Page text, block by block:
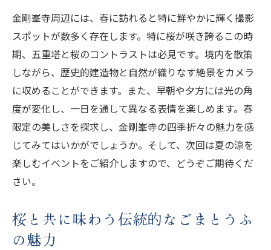
献
自然と宗教が織りなすイベントの未来展望
訪れる人々を魅了する金剛峯寺の四季折々の催
し
金剛峯寺の四季を彩るイベントの最新情報
年間を通じて楽しむ金剛峯寺の多彩な催し
物
訪問者を惹きつける金剛峯寺のイベントの
金剛峯寺の催しが育む地域のつながり
金剛峯寺周辺には、春に訪れると特に鮮やかに輝く撮影
スポットが数多く存在します。特に桜が咲き誇るこの時
期、五重塔と桜のコントラストは必見です。境内を散策
しながら、歴史的建造物と自然が織りなす絶景をカメラ
に収めることができます。また、早朝や夕方には光の角
度が変化し、一日を通して異なる表情を楽しめます。春
限定の美しさを探求し、金剛峯寺の四季折々の魅力を感
じてみてはいかがでしょうか。そして、次回は夏の涼を
楽しむイベントをご紹介しますので、どうぞご期待くだ
さい。
桜と共に味わう伝統的なごまとうふ
の魅力